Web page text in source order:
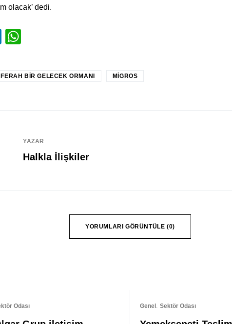
olacak’ dedi.
LinkedIn
FERAH BIR GELECEK ORMANI MIGROS
YAZAR
Halkla İlişkiler
YORUMLARI GÖRÜNTÜLE (0)
Odası Genel Sektör Odası